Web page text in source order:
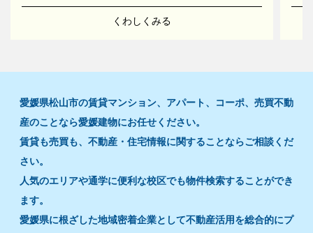
くわしくみる
愛媛県松山市の賃貸マンション、アパート、コーポ、売買不動
産のことなら愛媛建物にお任せください。
賃貸も売買も、不動産・住宅情報に関することならご相談くだ
さい。
人気のエリアや通学に便利な校区でも物件検索することができ
ます。
愛媛県に根ざした地域密着企業として不動産活用を総合的にプ